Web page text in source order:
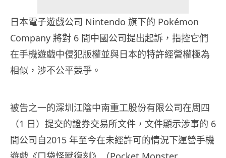
日本電子遊戲公司 Nintendo 旗下的 Pokémon
Company 將對 6 間中國公司提出起訴，指控它們
在手機遊戲中侵犯版權並與日本的特許經營權極為
相似，涉不公平競爭。
被告之一的深圳江陰中南重工股份有限公司在周四
（1 日）提交的證券交易所文件，文件顯示涉事的 6
間公司自2015 年至今在未經許可的情況下運營手機